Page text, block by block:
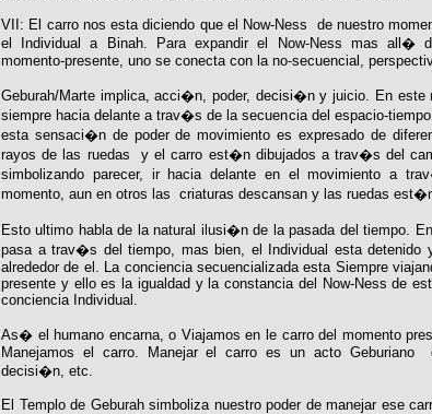
VII: El carro nos esta diciendo que el Now-Ness de nuestro
el Individual a Binah. Para expandir el Now-Ness mas all�
momento-presente, uno se conecta con la no-secuencial,
Geburah/Marte implica, acci�n, poder, decisi�n y juicio. En este
siempre hacia delante a trav�s de la secuencia del espacio-
esta sensaci�n de poder de movimiento es expresado de
rayos de las ruedas y el carro est�n dibujados a trav�s del
simbolizando parecer, ir hacia delante en el movimiento a
momento, aun en otros las criaturas descansan y las ruedas
Esto ultimo habla de la natural ilusi�n de la pasada del tiempo.
pasa a trav�s del tiempo, mas bien, el Individual esta detenido
alrededor de el. La conciencia secuencializada esta Siempre
presente y ello es la igualdad y la constancia del Now-Ness de
conciencia Individual.
As� el humano encarna, o Viajamos en le carro del momento
Manejamos el carro. Manejar el carro es un acto Geburiano
decisi�n, etc.
El Templo de Geburah simboliza nuestro poder de manejar ese